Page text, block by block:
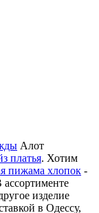
Алот
платья. Хотим
пижама хлопок -
изделие
в Одессу,